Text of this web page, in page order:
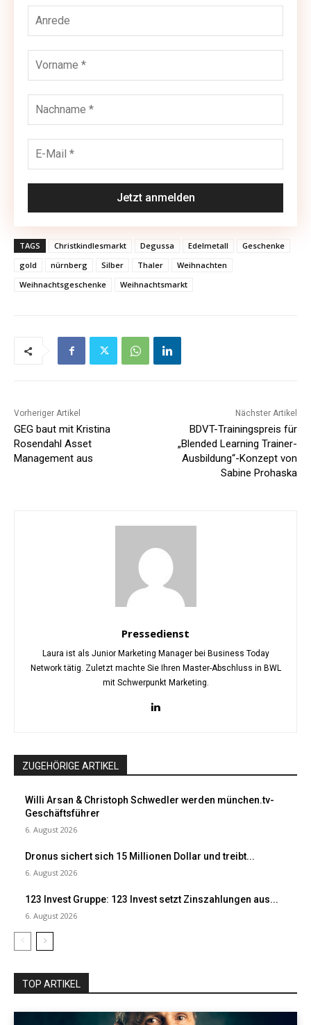
TAGS Christkindlesmarkt Degussa Edelmetall
Geschenke
gold
nürnberg Silber Thaler
Weihnachten
Weihnachtsgeschenke
Weihnachtsmarkt
Vorheriger Artikel
GEG baut mit Kristina
Rosendahl Asset
Management aus
Nächster Artikel
BDVT-Trainingspreis für
„Blended Learning Trainer-
Ausbildung“-Konzept von
Sabine Prohaska
Pressedienst
Laura ist als Junior Marketing Manager bei Business Today
Network tätig. Zuletzt machte Sie Ihren Master-Abschluss in BWL
mit Schwerpunkt Marketing.
ZUGEHÖRIGE ARTIKEL
Willi Arsan & Christoph Schwedler werden münchen.tv-
Geschäftsführer
6. August 2026
Dronus sichert sich 15 Millionen Dollar und treibt...
6. August 2026
123 Invest Gruppe: 123 Invest setzt Zinszahlungen aus...
6. August 2026
TOP ARTIKEL